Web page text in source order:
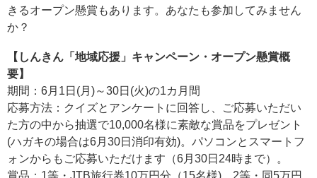
きるオープン懸賞もあります。あなたも参加してみません
か？
【しんきん「地域応援」キャンペーン・オープン懸賞概
要】
期間：6月1日(月)～30日(火)の1カ月間
応募方法：クイズとアンケートに回答し、ご応募いただい
た方の中から抽選で10,000名様に素敵な賞品をプレゼント
(ハガキの場合は6月30日消印有効)。パソコンとスマートフ
ォンからもご応募いただけます（6月30日24時まで）。
賞品：1等・JTB旅行券10万円分（15名様)、2等・同5万円